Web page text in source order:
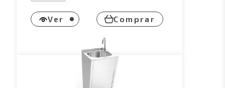
Ver Comprar